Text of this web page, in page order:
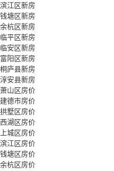
滨江区新房
钱塘区新房
余杭区新房
临平区新房
临安区新房
富阳区新房
桐庐县新房
淳安县新房
萧山区房价
建德市房价
拱墅区房价
西湖区房价
上城区房价
滨江区房价
钱塘区房价
余杭区房价